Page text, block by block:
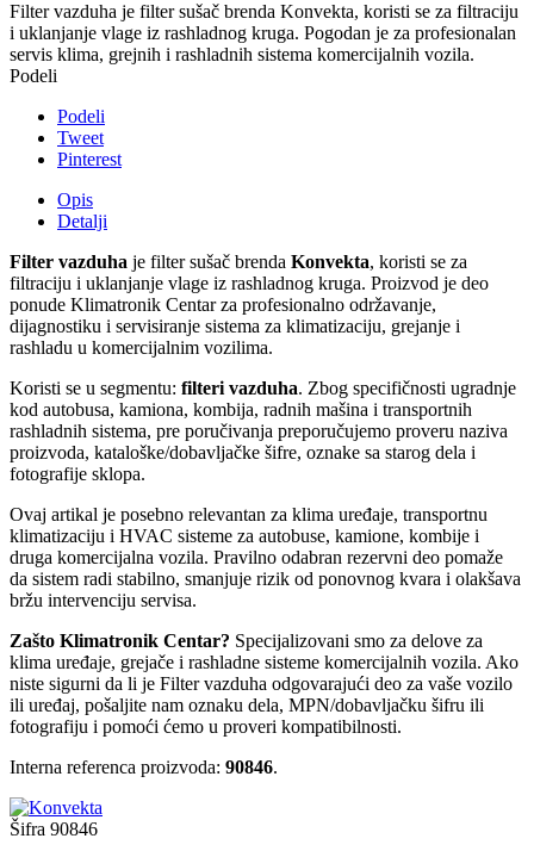
Filter vazduha je filter sušač brenda Konvekta, koristi se za filtraciju
i uklanjanje vlage iz rashladnog kruga. Pogodan je za profesionalan
servis klima, grejnih i rashladnih sistema komercijalnih vozila.
Podeli
Podeli
Tweet
Pinterest
Opis
Detalji
Filter vazduha je filter sušač brenda Konvekta, koristi se za
filtraciju i uklanjanje vlage iz rashladnog kruga. Proizvod je deo
ponude Klimatronik Centar za profesionalno održavanje,
dijagnostiku i servisiranje sistema za klimatizaciju, grejanje i
rashladu u komercijalnim vozilima.
Koristi se u segmentu: filteri vazduha. Zbog specifičnosti ugradnje
kod autobusa, kamiona, kombija, radnih mašina i transportnih
rashladnih sistema, pre poručivanja preporučujemo proveru naziva
proizvoda, kataloške/dobavljačke šifre, oznake sa starog dela i
fotografije sklopa.
Ovaj artikal je posebno relevantan za klima uređaje, transportnu
klimatizaciju i HVAC sisteme za autobuse, kamione, kombije i
druga komercijalna vozila. Pravilno odabran rezervni deo pomaže
da sistem radi stabilno, smanjuje rizik od ponovnog kvara i olakšava
bržu intervenciju servisa.
Zašto Klimatronik Centar? Specijalizovani smo za delove za
klima uređaje, grejače i rashladne sisteme komercijalnih vozila. Ako
niste sigurni da li je Filter vazduha odgovarajući deo za vaše vozilo
ili uređaj, pošaljite nam oznaku dela, MPN/dobavljačku šifru ili
fotografiju i pomoći ćemo u proveri kompatibilnosti.
Interna referenca proizvoda: 90846.
Šifra 90846